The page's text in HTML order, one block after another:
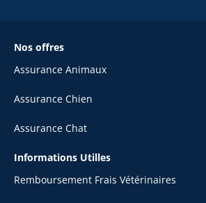
Nos offres
Assurance Animaux
Assurance Chien
Assurance Chat
Informations Utilles
Remboursement Frais Vétérinaires